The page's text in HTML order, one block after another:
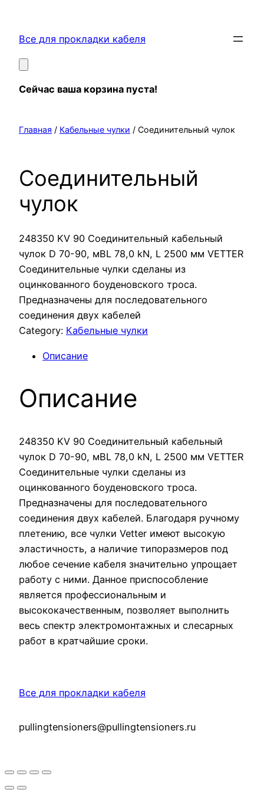
содержимому
Все для прокладки кабеля
Сейчас ваша корзина пуста!
Главная / Кабельные чулки / Соединительный чулок
Соединительный
чулок
248350 KV 90 Соединительный кабельный
чулок D 70-90, мBL 78,0 kN, L 2500 мм VETTER
Соединительные чулки сделаны из
оцинкованного боуденовского троса.
Предназначены для последовательного
соединения двух кабелей
Category: Кабельные чулки
Описание
Описание
248350 KV 90 Соединительный кабельный
чулок D 70-90, мBL 78,0 kN, L 2500 мм VETTER
Соединительные чулки сделаны из
оцинкованного боуденовского троса.
Предназначены для последовательного
соединения двух кабелей. Благодаря ручному
плетению, все чулки Vetter имеют высокую
эластичность, а наличие типоразмеров под
любое сечение кабеля значительно упрощает
работу с ними. Данное приспособление
является профессиональным и
высококачественным, позволяет выполнить
весь спектр электромонтажных и слесарных
работ в кратчайшие сроки.
Все для прокладки кабеля
pullingtensioners@pullingtensioners.ru